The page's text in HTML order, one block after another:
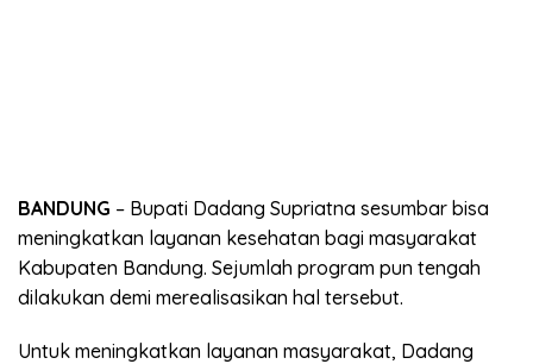
BANDUNG – Bupati Dadang Supriatna sesumbar bisa
meningkatkan layanan kesehatan bagi masyarakat
Kabupaten Bandung. Sejumlah program pun tengah
dilakukan demi merealisasikan hal tersebut.
Untuk meningkatkan layanan masyarakat, Dadang